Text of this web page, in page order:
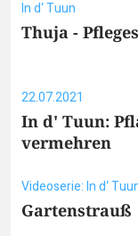
In d‘ Tuun
Thuja -
22.07.2021
In d' Tuun:
vermehren
Videoserie: In d‘
Gartenstrauß